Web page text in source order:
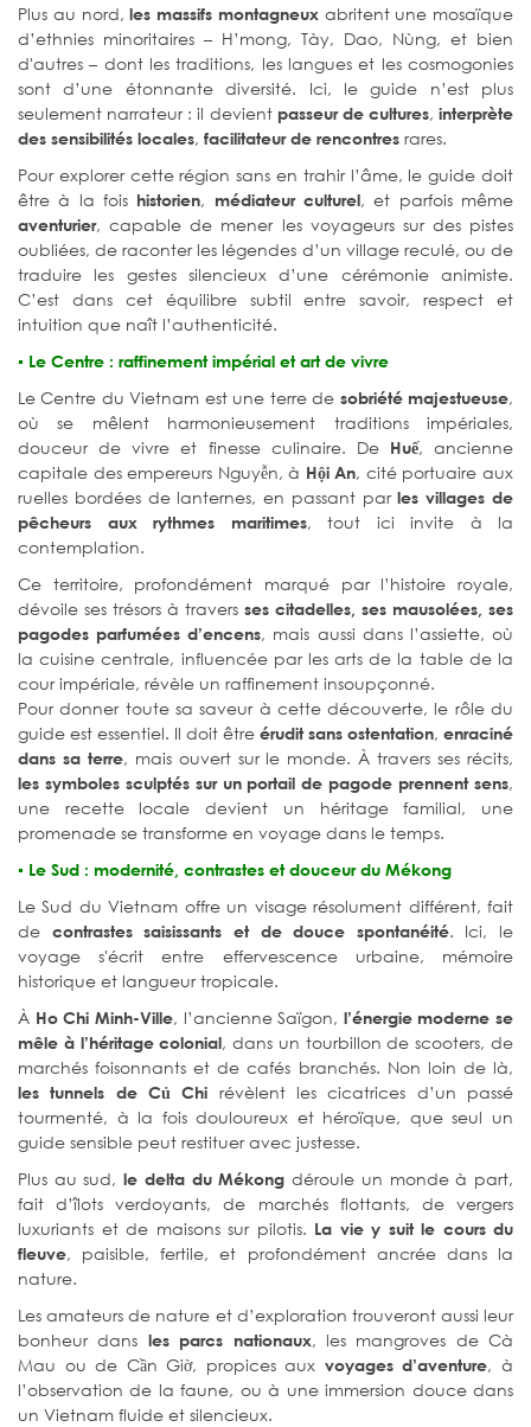
Plus au nord,les massifs montagneuxabritent une mosaïque
d’ethnies minoritaires – H’mong, Tày, Dao, Nùng, et bien
d'autres – dont les traditions, les langues et les cosmogonies
sont d’une étonnante diversité. Ici, le guide n’est plus
seulement narrateur : il devient passeur de cultures, interprète
des sensibilités locales, facilitateur de rencontres rares.
Pour explorer cette région sans en trahir l’âme, le guide doit
être à la fois historien, médiateur culturel, et parfois même
aventurier, capable de mener les voyageurs sur des pistes
oubliées, de raconter les légendes d’un village reculé, ou de
traduire les gestes silencieux d’une cérémonie animiste.
C’est dans cet équilibre subtil entre savoir, respect et
intuition que naît l’authenticité.
▪️ Le Centre : raffinement impérial et art de vivre
Le Centre du Vietnam est une terre de sobriété majestueuse,
où se mêlent harmonieusement traditions impériales,
douceur de vivre et finesse culinaire. De Huế, ancienne
capitale des empereurs Nguyễn, à Hội An, cité portuaire aux
ruelles bordées de lanternes, en passant parles villages de
pêcheurs aux rythmes maritimes, tout ici invite à la
contemplation.
Ce territoire, profondément marqué par l’histoire royale,
dévoile ses trésors à travers ses citadelles, ses mausolées, ses
pagodes parfumées d’encens, mais aussi dans l’assiette, où
la cuisine centrale, influencée par les arts de la table de la
cour impériale, révèle un raffinement insoupçonné.
Pour donner toute sa saveur à cette découverte, le rôle du
guide est essentiel. Il doit être érudit sans ostentation, enraciné
dans sa terre, mais ouvert sur le monde. À travers ses récits,
les symboles sculptés sur un portail de pagode prennent sens,
une recette locale devient un héritage familial, une
promenade se transforme en voyage dans le temps.
▪️ Le Sud : modernité, contrastes et douceur du Mékong
Le Sud du Vietnam offre un visage résolument différent, fait
de contrastes saisissants et de douce spontanéité. Ici, le
voyage s'écrit entre effervescence urbaine, mémoire
historique et langueur tropicale.
À Ho Chi Minh-Ville, l’ancienne Saïgon, l’énergie moderne se
mêle à l’héritage colonial, dans un tourbillon de scooters, de
marchés foisonnants et de cafés branchés. Non loin de là,
les tunnels de Củ Chi révèlent les cicatrices d’un passé
tourmenté, à la fois douloureux et héroïque, que seul un
guide sensible peut restituer avec justesse.
Plus au sud,le delta du Mékong déroule un monde à part,
fait d’îlots verdoyants, de marchés flottants, de vergers
luxuriants et de maisons sur pilotis. La vie y suit le cours du
fleuve, paisible, fertile, et profondément ancrée dans la
nature.
Les amateurs de nature et d’exploration trouveront aussi leur
bonheur dans les parcs nationaux, les mangroves de Cà
Mau ou de Cần Giờ, propices aux voyages d’aventure, à
l’observation de la faune, ou à une immersion douce dans
un Vietnam fluide et silencieux.